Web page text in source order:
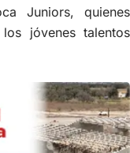
Juniors, quienes
jóvenes talentos